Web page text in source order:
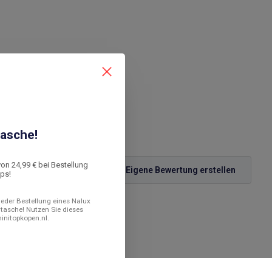
Eigene Bewertung erstellen
24,99 € bei Bestellung
Bestellung eines Nalux
Nutzen Sie dieses